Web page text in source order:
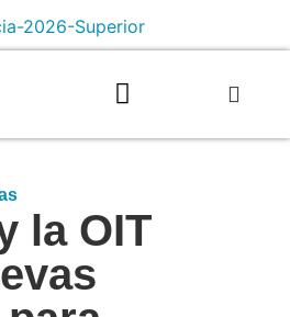
la OIT